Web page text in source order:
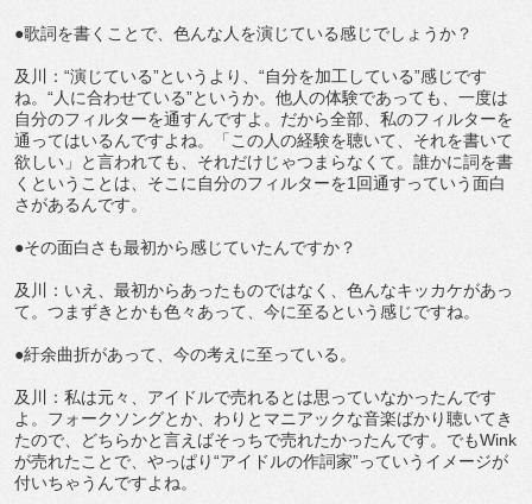
●歌詞を書くことで、色んな人を演じている感じでしょうか？
及川：“演じている”というより、“自分を加工している”感じです
ね。“人に合わせている”というか。他人の体験であっても、一度は
自分のフィルターを通すんですよ。だから全部、私のフィルターを
通ってはいるんですよね。「この人の経験を聴いて、それを書いて
欲しい」と言われても、それだけじゃつまらなくて。誰かに詞を書
くということは、そこに自分のフィルターを1回通すっていう面白
さがあるんです。
●その面白さも最初から感じていたんですか？
及川：いえ、最初からあったものではなく、色んなキッカケがあっ
て。つまずきとかも色々あって、今に至るという感じですね。
●紆余曲折があって、今の考えに至っている。
及川：私は元々、アイドルで売れるとは思っていなかったんです
よ。フォークソングとか、わりとマニアックな音楽ばかり聴いてき
たので、どちらかと言えばそっちで売れたかったんです。でもWink
が売れたことで、やっぱり“アイドルの作詞家”っていうイメージが
付いちゃうんですよね。